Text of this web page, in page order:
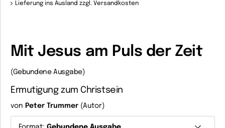
Lieferung ins Ausland zzgl. Versandkosten
Mit Jesus am Puls der Zeit
(Gebundene Ausgabe)
Ermutigung zum Christsein
von Peter Trummer (Autor)